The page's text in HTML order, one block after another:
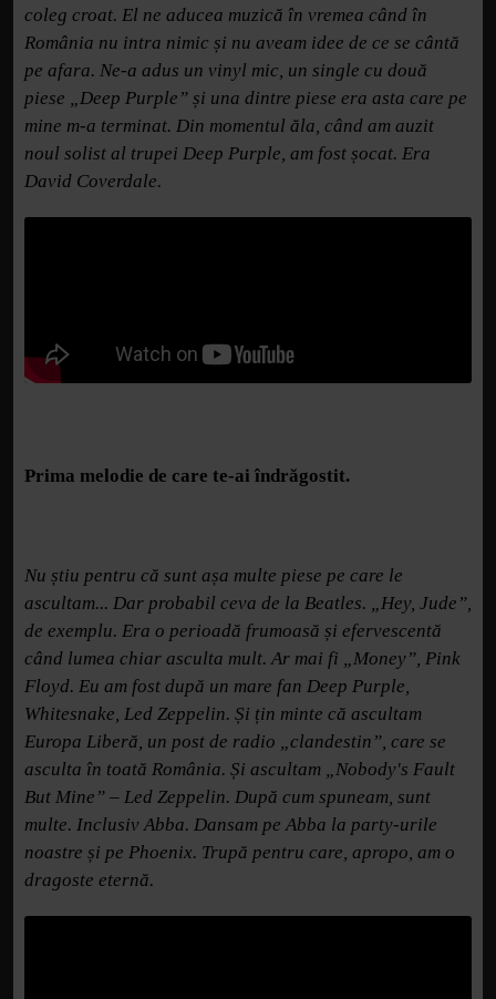
coleg croat. El ne aducea muzică în vremea când în
România nu intra nimic și nu aveam idee de ce se cântă
pe afara. Ne-a adus un vinyl mic, un single cu două
piese „Deep Purple” și una dintre piese era asta care pe
mine m-a terminat. Din momentul ăla, când am auzit
noul solist al trupei Deep Purple, am fost șocat. Era
David Coverdale.
Prima melodie de care te-ai îndrăgostit.
Nu știu pentru că sunt așa multe piese pe care le
ascultam... Dar probabil ceva de la Beatles. „Hey, Jude”,
de exemplu. Era o perioadă frumoasă și efervescentă
când lumea chiar asculta mult. Ar mai fi „Money”, Pink
Floyd. Eu am fost după un mare fan Deep Purple,
Whitesnake, Led Zeppelin. Și țin minte că ascultam
Europa Liberă, un post de radio „clandestin”, care se
asculta în toată România. Și ascultam „Nobody's Fault
But Mine” – Led Zeppelin. După cum spuneam, sunt
multe. Inclusiv Abba. Dansam pe Abba la party-urile
noastre și pe Phoenix. Trupă pentru care, apropo, am o
dragoste eternă.